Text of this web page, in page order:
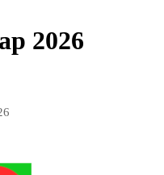
2026